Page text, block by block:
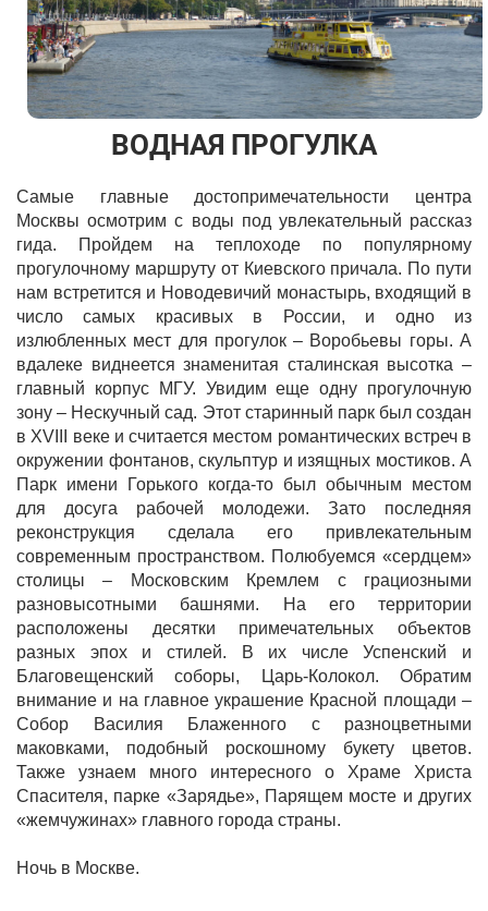
ВОДНАЯ ПРОГУЛКА
Самые главные достопримечательности центра
Москвы осмотрим с воды под увлекательный рассказ
гида. Пройдем на теплоходе по популярному
прогулочному маршруту от Киевского причала. По пути
нам встретится и Новодевичий монастырь, входящий в
число самых красивых в России, и одно из
излюбленных мест для прогулок – Воробьевы горы. А
вдалеке виднеется знаменитая сталинская высотка –
главный корпус МГУ. Увидим еще одну прогулочную
зону – Нескучный сад. Этот старинный парк был создан
в XVIII веке и считается местом романтических встреч в
окружении фонтанов, скульптур и изящных мостиков. А
Парк имени Горького когда-то был обычным местом
для досуга рабочей молодежи. Зато последняя
реконструкция сделала его привлекательным
современным пространством. Полюбуемся «сердцем»
столицы – Московским Кремлем с грациозными
разновысотными башнями. На его территории
расположены десятки примечательных объектов
разных эпох и стилей. В их числе Успенский и
Благовещенский соборы, Царь-Колокол. Обратим
внимание и на главное украшение Красной площади –
Собор Василия Блаженного с разноцветными
маковками, подобный роскошному букету цветов.
Также узнаем много интересного о Храме Христа
Спасителя, парке «Зарядье», Парящем мосте и других
«жемчужинах» главного города страны.
Ночь в Москве.